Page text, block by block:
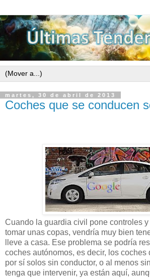
martes, 30 de abril de 2013
Coches que se conducen
Cuando la guardia civil pone controles
tomar unas copas, vendría muy bien
lleve a casa. Ese problema se podría
coches autónomos, es decir, los coches
por sí solos sin conductor, o al menos
tenga que intervenir, ya están aquí,